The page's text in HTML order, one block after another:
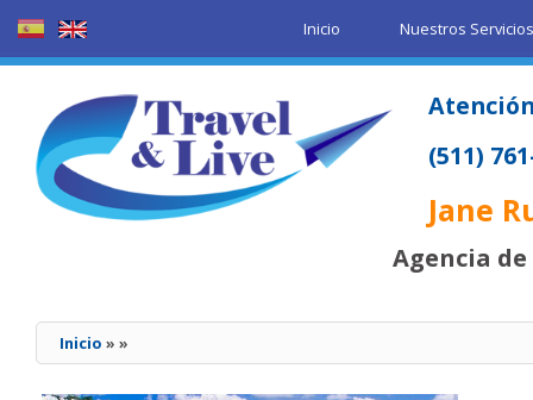
Inicio Nuestros Servicios
(511)
Jane
Agencia
Inicio » »